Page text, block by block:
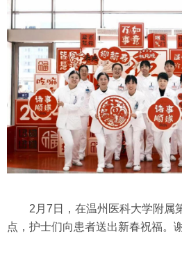
2月7日，在温州医科大学附属
点，护士们向患者送出新春祝福。